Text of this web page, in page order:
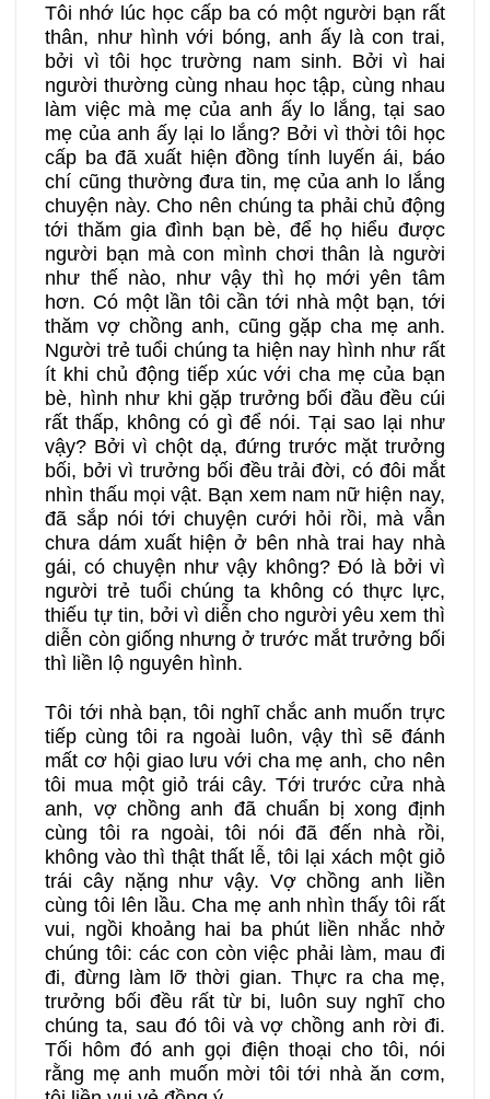
Tôi nhớ lúc học cấp ba có một người bạn rất
thân, như hình với bóng, anh ấy là con trai,
bởi vì tôi học trường nam sinh. Bởi vì hai
người thường cùng nhau học tập, cùng nhau
làm việc mà mẹ của anh ấy lo lắng, tại sao
mẹ của anh ấy lại lo lắng? Bởi vì thời tôi học
cấp ba đã xuất hiện đồng tính luyến ái, báo
chí cũng thường đưa tin, mẹ của anh lo lắng
chuyện này. Cho nên chúng ta phải chủ động
tới thăm gia đình bạn bè, để họ hiểu được
người bạn mà con mình chơi thân là người
như thế nào, như vậy thì họ mới yên tâm
hơn. Có một lần tôi cần tới nhà một bạn, tới
thăm vợ chồng anh, cũng gặp cha mẹ anh.
Người trẻ tuổi chúng ta hiện nay hình như rất
ít khi chủ động tiếp xúc với cha mẹ của bạn
bè, hình như khi gặp trưởng bối đầu đều cúi
rất thấp, không có gì để nói. Tại sao lại như
vậy? Bởi vì chột dạ, đứng trước mặt trưởng
bối, bởi vì trưởng bối đều trải đời, có đôi mắt
nhìn thấu mọi vật. Bạn xem nam nữ hiện nay,
đã sắp nói tới chuyện cưới hỏi rồi, mà vẫn
chưa dám xuất hiện ở bên nhà trai hay nhà
gái, có chuyện như vậy không? Đó là bởi vì
người trẻ tuổi chúng ta không có thực lực,
thiếu tự tin, bởi vì diễn cho người yêu xem thì
diễn còn giống nhưng ở trước mắt trưởng bối
thì liền lộ nguyên hình.
Tôi tới nhà bạn, tôi nghĩ chắc anh muốn trực
tiếp cùng tôi ra ngoài luôn, vậy thì sẽ đánh
mất cơ hội giao lưu với cha mẹ anh, cho nên
tôi mua một giỏ trái cây. Tới trước cửa nhà
anh, vợ chồng anh đã chuẩn bị xong định
cùng tôi ra ngoài, tôi nói đã đến nhà rồi,
không vào thì thật thất lễ, tôi lại xách một giỏ
trái cây nặng như vậy. Vợ chồng anh liền
cùng tôi lên lầu. Cha mẹ anh nhìn thấy tôi rất
vui, ngồi khoảng hai ba phút liền nhắc nhở
chúng tôi: các con còn việc phải làm, mau đi
đi, đừng làm lỡ thời gian. Thực ra cha mẹ,
trưởng bối đều rất từ bi, luôn suy nghĩ cho
chúng ta, sau đó tôi và vợ chồng anh rời đi.
Tối hôm đó anh gọi điện thoại cho tôi, nói
rằng mẹ anh muốn mời tôi tới nhà ăn cơm,